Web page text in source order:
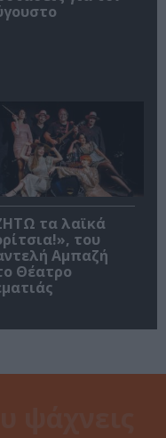
τα λαϊκά
του
Αμπαζή
Θέατρο